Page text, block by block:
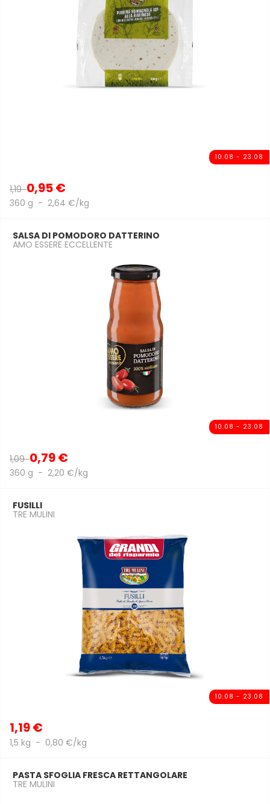
10.08 - 23.08
1,190,95 €
360 g - 2,64 €/kg
10.08 - 23.08
SALSA DI POMODORO DATTERINO
AMO ESSERE ECCELLENTE
1,090,79 €
360 g - 2,20 €/kg
10.08 - 23.08
FUSILLI
TRE MULINI
1,19 €
1,5 kg - 0,80 €/kg
PASTA SFOGLIA FRESCA RETTANGOLARE
TRE MULINI